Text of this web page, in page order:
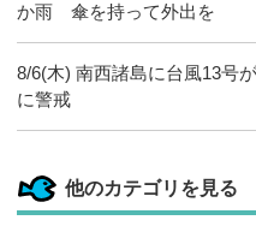
か雨 傘を持って外出を
8/6(木) 南西諸島に台風13号
に警戒
他のカテゴリを見る